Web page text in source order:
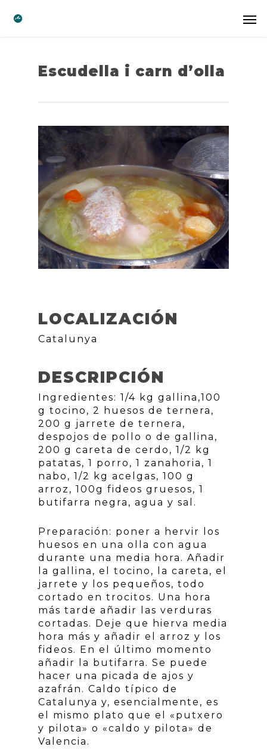
Escudella i carn d’olla
LOCALIZACIÓN
Catalunya
DESCRIPCIÓN
Ingredientes: 1/4 kg gallina,100
g tocino, 2 huesos de ternera,
200 g jarrete de ternera,
despojos de pollo o de gallina,
200 g careta de cerdo, 1/2 kg
patatas, 1 porro, 1 zanahoria, 1
nabo, 1/2 kg acelgas, 100 g
arroz, 100g fideos gruesos, 1
butifarra negra, agua y sal.
Preparación: poner a hervir los
huesos en una olla con agua
durante una media hora. Añadir
la gallina, el tocino, la careta, el
jarrete y los pequeños, todo
cortado en trocitos. Una hora
más tarde añadir las verduras
cortadas. Deje que hierva media
hora más y añadir el arroz y los
fideos. En el último momento
añadir la butifarra. Se puede
hacer una picada de ajos y
azafrán. Caldo típico de
Catalunya y, esencialmente, es
el mismo plato que el «putxero
y pilota» o «caldo y pilota» de
Valencia.